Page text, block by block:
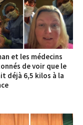
et les médecins
de voir que le
déjà 6,5 kilos à la